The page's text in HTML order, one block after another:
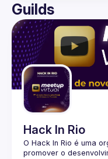
User
Events
Guilds
Guilds
Hack In Rio
O Hack In Rio é uma
promover o